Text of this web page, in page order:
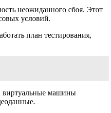
неожиданного сбоя. Этот
условий.
план тестирования,
виртуальные машины